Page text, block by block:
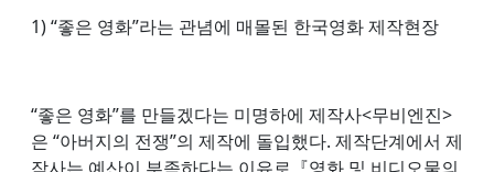
1) “좋은 영화”라는 관념에 매몰된 한국영화 제작현장
“좋은 영화”를 만들겠다는 미명하에 제작사<무비엔진>
은 “아버지의 전쟁”의 제작에 돌입했다. 제작단계에서 제